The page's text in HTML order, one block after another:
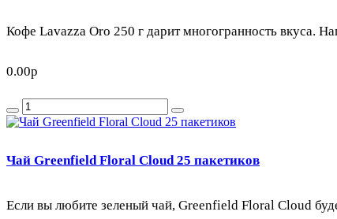
Кофе Lavazza Oro 250 г дарит многогранность вкуса.
0.00р
Чай Greenfield Floral Cloud 25 пакетиков
Если вы любите зеленый чай, Greenfield Floral Cloud